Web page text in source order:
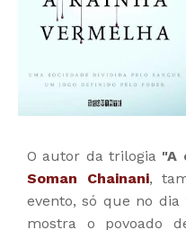
O autor da trilogia "A
Soman Chainani,
evento, só que no dia
mostra o povoado